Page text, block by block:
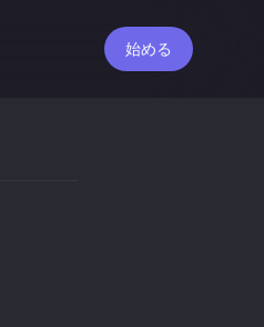
始める